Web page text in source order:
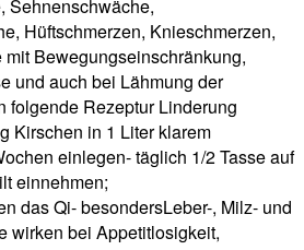
Sehnenschwäche,
Hüftschmerzen, Knieschmerzen,
Bewegungseinschränkung,
und auch bei Lähmung der
folgende Rezeptur Linderung
Kirschen in 1 Liter klarem
einlegen- täglich 1/2 Tasse auf
einnehmen;
das Qi- besondersLeber-, Milz- und
wirken bei Appetitlosigkeit,